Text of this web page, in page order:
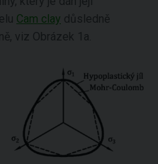
Cam clay důsledně
viz Obrázek 1a.